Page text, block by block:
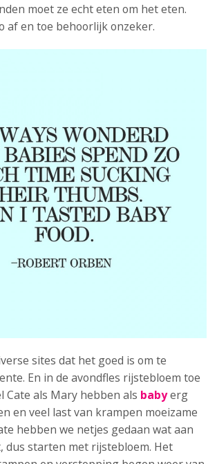
moet ze echt eten om het eten.
af en toe behoorlijk onzeker.
sites dat het goed is om te
En in de avondfles rijstebloem toe
Cate als Mary hebben als babyerg
en veel last van krampen moeizame
hebben we netjes gedaan wat aan
dus starten met rijstebloem. Het